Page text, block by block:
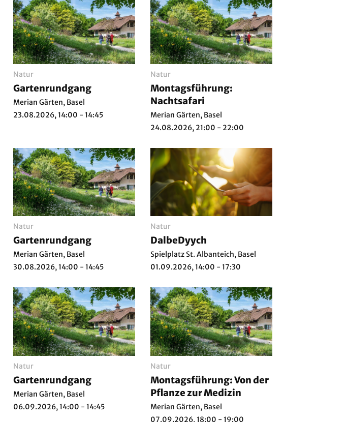
Natur
Gartenrundgang
Merian Gärten, Basel
23.08.2026, 14:00 - 14:45
Natur
Montagsführung:
Nachtsafari
Merian Gärten, Basel
24.08.2026, 21:00 - 22:00
Natur
Gartenrundgang
Merian Gärten, Basel
30.08.2026, 14:00 - 14:45
Natur
DalbeDyych
Spielplatz St. Albanteich, Basel
01.09.2026, 14:00 - 17:30
Natur
Gartenrundgang
Merian Gärten, Basel
06.09.2026, 14:00 - 14:45
Natur
Montagsführung: Von der
Pflanze zur Medizin
Merian Gärten, Basel
07.09.2026, 18:00 - 19:00